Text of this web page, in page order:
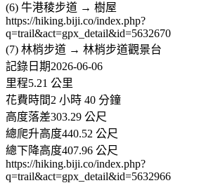
(6) 牛港稜步道 → 樹屋
https://hiking.biji.co/index.php?
q=trail&act=gpx_detail&id=5632670
(7) 林梢步道 → 林梢步道觀景台
記錄日期2026-06-06
里程5.21 公里
花費時間2 小時 40 分鐘
高度落差303.29 公尺
總爬升高度440.52 公尺
總下降高度407.96 公尺
https://hiking.biji.co/index.php?
q=trail&act=gpx_detail&id=5632966